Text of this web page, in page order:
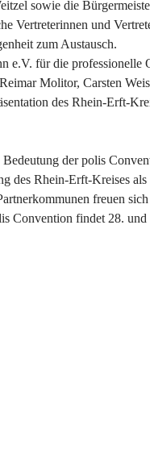
sowie die
Vertreterinnen und
zum Austausch.
e.V. für die professionelle
Molitor, Carsten
des Rhein-Erft-
der polis
des Rhein-Erft-Kreises
freuen
Convention findet 28.
in Hürth –